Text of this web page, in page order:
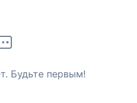
Будьте первым!